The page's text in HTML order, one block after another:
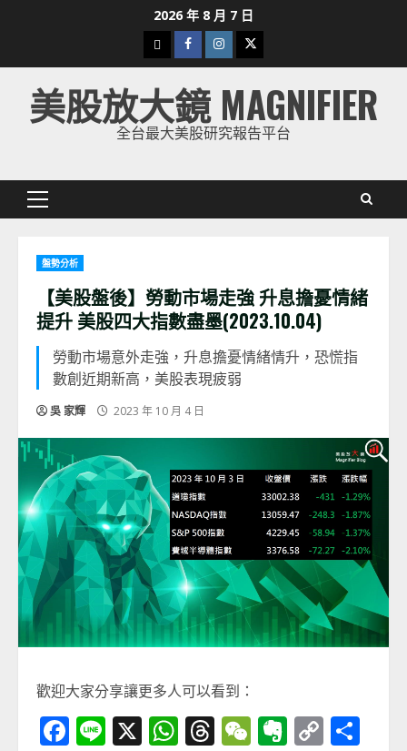
2026 年 8 月 7 日
下
載
美
股
Facebook
Instagram
Twitter
美股放大鏡 MAGNIFIER
全台最大美股研究報告平台
Primary
盤勢分析
【美股盤後】勞動市場走強 升息擔憂情緒
提升 美股四大指數盡墨(2023.10.04)
勞動市場意外走強，升息擔憂情緒情升，恐慌指
數創近期新高，美股表現疲弱
吳 家輝 2023 年 10 月 4 日
歡迎大家分享讓更多人可以看到：
Facebook
Line
X WhatsApp
Threads
WeChat
Evernote
Copy